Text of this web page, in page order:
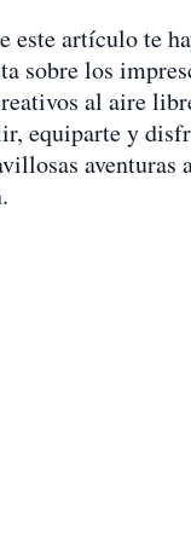
este artículo te
sobre los
al aire
equiparte y
aventuras